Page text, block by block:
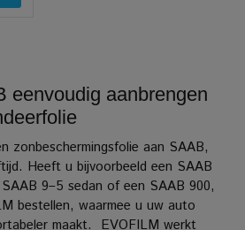
eenvoudig aanbrengen
zonbeschermingsfolie aan SAAB,
Heeft u bijvoorbeeld een SAAB
9–5 sedan of een SAAB 900,
bestellen, waarmee u uw auto
maakt.
EVOFILM werkt